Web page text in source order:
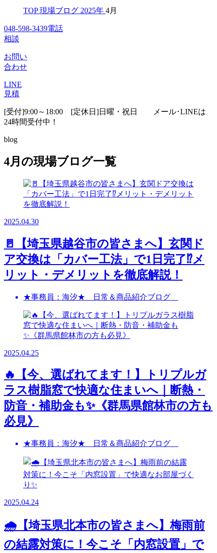
TOP 現場ブログ 2025年 4月
048-598-3439電話
相談
お問い
合わせ
LINE
見積
[受付]9:00～18:00 [定休日]日曜・祝日
メール･LINEは
24時間受付中！
blog
4月の現場ブログ一覧
2025.04.30
🚪【埼玉県越谷市の皆さまへ】玄関ド
ア交換は「カバー工法」で1日完了⁉️メ
リット・デメリットを徹底解説！
★事務員：海汐★ 日常＆商品紹介ブログ
2025.04.25
🔥【今、選ばれてます！】トリプルガ
ラス樹脂窓で快適な住まいへ｜断熱・
防音・補助金も✨《群馬県館林市の方も
必見》
★事務員：海汐★ 日常＆商品紹介ブログ
2025.04.24
🌧️【埼玉県北本市の皆さまへ】梅雨前
の結露対策に！今こそ「内窓設置」で